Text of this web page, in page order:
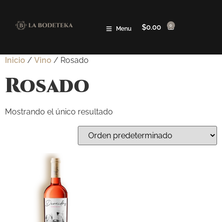
Menu $0.00 0
Inicio / Vino / Rosado
Rosado
Mostrando el único resultado